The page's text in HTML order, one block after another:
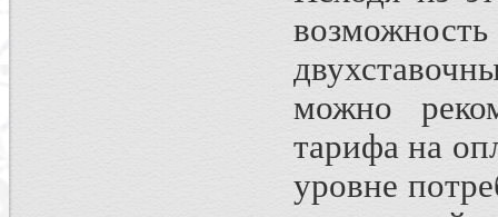
можно
тарифа на
уровне